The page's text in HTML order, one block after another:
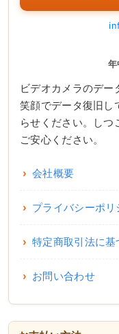
ビデオカメラのデー
笑顔でデータ復旧し
らせください。しつ
ご安心ください。
会社概要
プライバシーポリ
特定商取引法に基
お問い合わせ